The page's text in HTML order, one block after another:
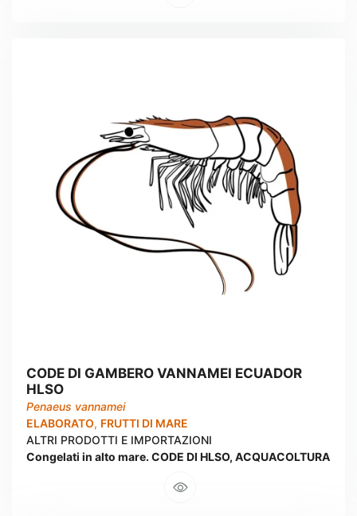
CODE DI GAMBERO VANNAMEI ECUADOR
HLSO
Penaeus vannamei
ELABORATO, FRUTTI DI MARE
ALTRI PRODOTTI E IMPORTAZIONI
Congelati in alto mare. CODE DI HLSO, ACQUACOLTURA